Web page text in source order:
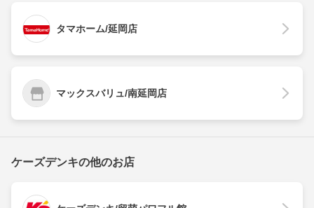
タマホーム/延岡店
マックスバリュ/南延岡店
ケーズデンキの他のお店